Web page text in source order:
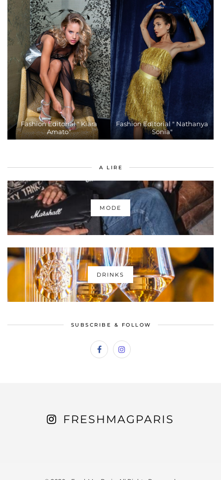
Fashion Editorial " Kiara
Amato"
Fashion Editorial " Nathanya
Sonia"
A LIRE
MODE
DRINKS
SUBSCRIBE & FOLLOW
FRESHMAGPARIS